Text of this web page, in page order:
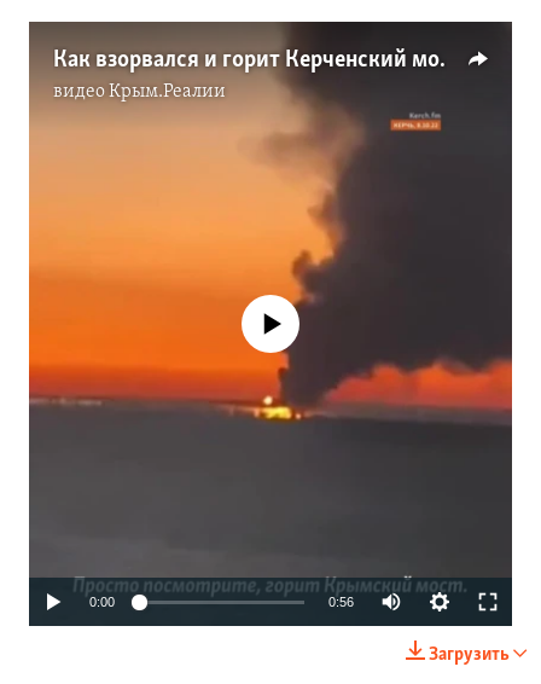
Как взорвался и горит Керченский мост в Крыму (видео)
видеоКрым.Реалии
No media source currently available
0:00 0:56 Auto
240p
Загрузить